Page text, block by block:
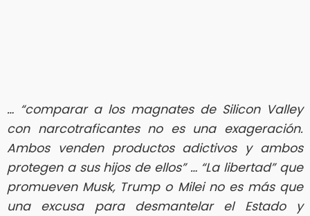
… “comparar a los magnates de Silicon Valley
con narcotraficantes no es una exageración.
Ambos venden productos adictivos y ambos
protegen a sus hijos de ellos” … “La libertad” que
promueven Musk, Trump o Milei no es más que
una excusa para desmantelar el Estado y